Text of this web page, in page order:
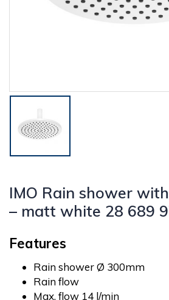
IMO Rain shower
– matt white 28 689
Features
Rain shower Ø 300mm
Rain flow
Max. flow 14 l/min